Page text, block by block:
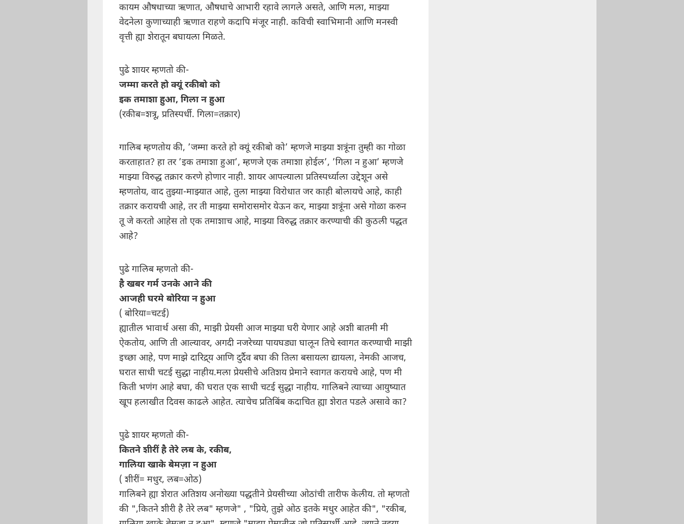
कायम औषधाच्या ऋणात, औषधाचे आभारी रहावे लागले असते, आणि मला, माझ्या
वेदनेला कुणाच्याही ऋणात राहणे कदापि मंजूर नाही. कविची स्वाभिमानी आणि मनस्वी
वृत्ती ह्या शेरातून बघायला मिळते.
पुढे शायर म्हणतो की-
जम्मा करते हो क्यूं रकीबो को
इक तमाशा हुआ, गिला न हुआ
(रकीब=शत्रू, प्रतिस्पर्धी. गिला=तक्रार)
गालिब म्हणतोय की, ’जम्मा करते हो क्यूं रकीबो को’ म्हणजे माझ्या शत्रूंना तुम्ही का गोळा
करताहात? हा तर ’इक तमाशा हुआ’, म्हणजे एक तमाशा होईल’, ’गिला न हुआ’ म्हणजे
माझ्या विरुद्ध तक्रार करणे होणार नाही. शायर आपल्याला प्रतिस्पर्ध्याला उद्देशून असे
म्हणतोय, वाद तुझ्या-माझ्यात आहे, तुला माझ्या विरोधात जर काही बोलायचे आहे, काही
तक्रार करायची आहे, तर ती माझ्या समोरासमोर येऊन कर, माझ्या शत्रूंना असे गोळा करुन
तू जे करतो आहेस तो एक तमाशाच आहे, माझ्या विरुद्ध तक्रार करण्याची की कुठली पद्धत
आहे?
पुढे गालिब म्हणतो की-
है खबर गर्म उनके आने की
आजही घरमे बोरिया न हुआ
( बोरिया=चटई)
ह्यातील भावार्थ असा की, माझी प्रेयसी आज माझ्या घरी येणार आहे अशी बातमी मी
ऐकतोय, आणि ती आल्यावर, अगदी नजरेच्या पायघड्या घालून तिचे स्वागत करण्याची माझी
इच्छा आहे, पण माझे दारिद्र्य आणि दुर्दैव बघा की तिला बसायला द्यायला, नेमकी आजच,
घरात साधी चटई सुद्धा नाहीय.मला प्रेयसीचे अतिशय प्रेमाने स्वागत करायचे आहे, पण मी
किती भणंग आहे बघा, की घरात एक साधी चटई सुद्धा नाहीय. गालिबने त्याच्या आयुष्यात
खूप हलाखीत दिवस काढले आहेत. त्याचेच प्रतिबिंब कदाचित ह्या शेरात पडले असावे का?
पुढे शायर म्हणतो की-
कितने शीरीं है तेरे लब के, रकीब,
गालिया खाके बेमज़ा न हुआ
( शीरीं= मधुर, लब=ओठ)
गालिबने ह्या शेरात अतिशय अनोख्या पद्धतीने प्रेयसीच्या ओठांची तारीफ केलीय. तो म्हणतो
की ",कितने शीरी है तेरे लब" म्हणजे" , "प्रिये, तुझे ओठ इतके मधुर आहेत की", "रकीब,